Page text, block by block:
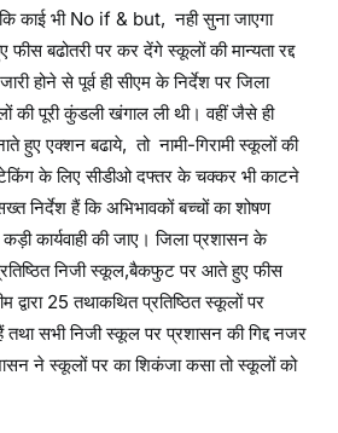
काई भी No if & but, नही सुना जाएगा
बढोतरी पर कर देंगे स्कूलों की मान्यता रद्द
होने से पूर्व ही सीएम के निर्देश पर जिला
की पूरी कुंडली खंगाल ली थी। वहीं जैसे ही
हुए एक्शन बढाये, तो नामी-गिरामी स्कूलों की
के लिए सीडीओ दफ्तर के चक्कर भी काटने
निर्देश हैं कि अभिभावकों बच्चों का शोषण
कार्यवाही की जाए। जिला प्रशासन के
निजी स्कूल,बैकफुट पर आते हुए फीस
25 तथाकथित प्रतिष्ठित स्कूलों पर
तथा सभी निजी स्कूल पर प्रशासन की गिद्द नजर
ने स्कूलों पर का शिकंजा कसा तो स्कूलों को